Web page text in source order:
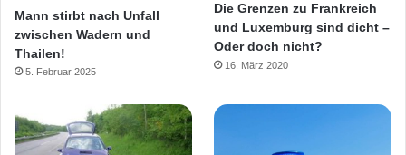
Mann stirbt nach Unfall
zwischen Wadern und
Thailen!
5. Februar 2025
Die Grenzen zu Frankreich
und Luxemburg sind dicht –
Oder doch nicht?
16. März 2020